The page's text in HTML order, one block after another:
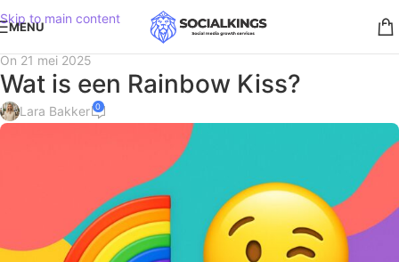
Skip to main content
MENU
On 21 mei 2025
Wat is een Rainbow Kiss?
Lara Bakker 0